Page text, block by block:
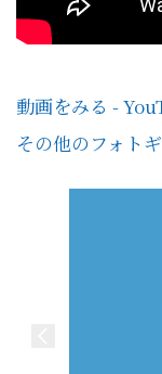
動画をみる -
その他のフォト